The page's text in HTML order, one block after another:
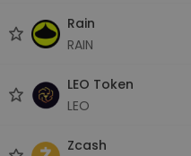
Rain
RAIN
LEO Token
LEO
Zcash